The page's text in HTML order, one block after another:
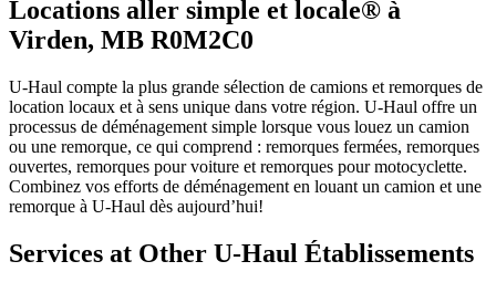
Locations aller simple et locale® à
Virden, MB R0M2C0
U-Haul compte la plus grande sélection de camions et remorques de
location locaux et à sens unique dans votre région. U-Haul offre un
processus de déménagement simple lorsque vous louez un camion
ou une remorque, ce qui comprend : remorques fermées, remorques
ouvertes, remorques pour voiture et remorques pour motocyclette.
Combinez vos efforts de déménagement en louant un camion et une
remorque à U-Haul dès aujourd’hui!
Services at Other U-Haul Établissements